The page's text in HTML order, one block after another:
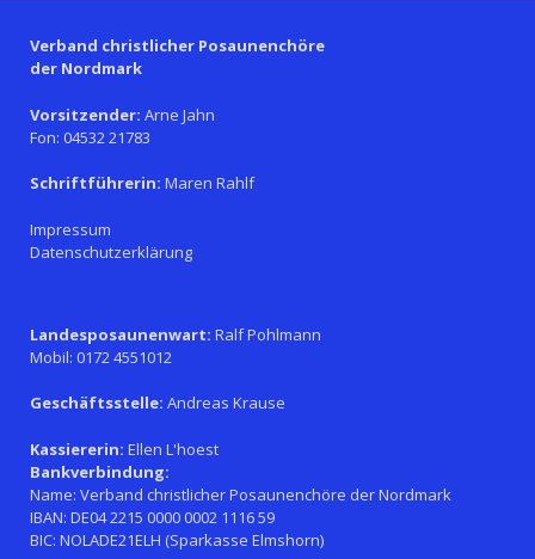
Verband christlicher Posaunenchöre
der Nordmark
Vorsitzender: Arne Jahn
Fon: 04532 21783
Schriftführerin: Maren Rahlf
Impressum
Datenschutzerklärung
Landesposaunenwart: Ralf Pohlmann
Mobil: 0172 4551012
Geschäftsstelle: Andreas Krause
Kassiererin: Ellen L'hoest
Bankverbindung:
Name: Verband christlicher Posaunenchöre der Nordmark
IBAN: DE04 2215 0000 0002 1116 59
BIC: NOLADE21ELH (Sparkasse Elmshorn)